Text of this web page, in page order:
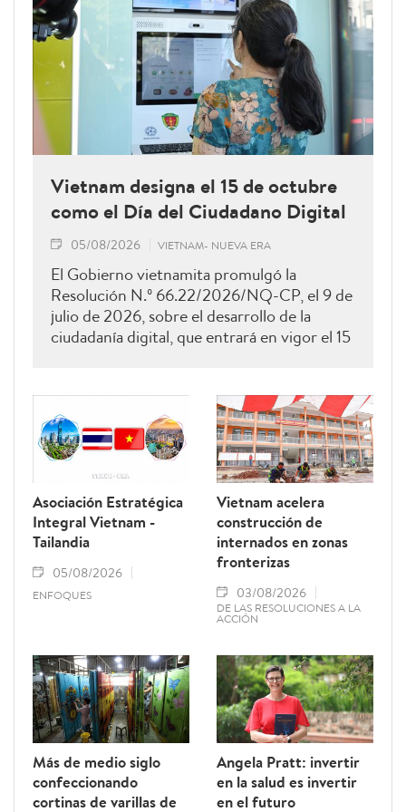
Vietnam designa el 15 de octubre
como el Día del Ciudadano Digital
05/08/2026 VIETNAM- NUEVA ERA
El Gobierno vietnamita promulgó la
Resolución N.º 66.22/2026/NQ-CP, el 9 de
julio de 2026, sobre el desarrollo de la
ciudadanía digital, que entrará en vigor el 15
de sus principales disposiciones, el
documento instituye el 15 de octubre de
cada año como el Día del Ciudadano Digital
de Vietnam.
Asociación Estratégica
Integral Vietnam -
Tailandia
05/08/2026
ENFOQUES
Vietnam acelera
construcción de
internados en zonas
fronterizas
03/08/2026
DE LAS RESOLUCIONES A LA
ACCIÓN
Más de medio siglo
confeccionando
cortinas de varillas de
Angela Pratt: invertir
en la salud es invertir
en el futuro